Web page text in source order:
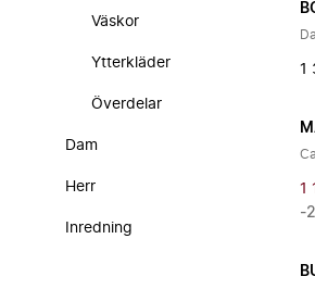
Väskor
Ytterkläder
Överdelar
Dam
Herr
Inredning
1
1
-